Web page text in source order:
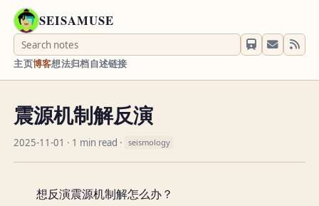
SEISAMUSE
主页博客想法归档自述链接
震源机制解反演
2025-11-01 · 1 min read · seismology
想反演震源机制解怎么办？